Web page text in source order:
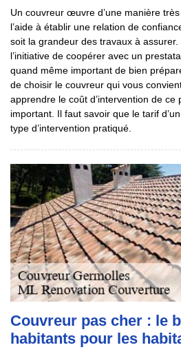
Un couvreur œuvre d’une manière
l’aide à établir une relation de
soit la grandeur des travaux à assurer.
l’initiative de coopérer avec un
quand même important de bien
de choisir le couvreur qui vous
apprendre le coût d’intervention de ce
important. Il faut savoir que le tarif
type d’intervention pratiqué.
Couvreur pas cher : le
habitants pour les